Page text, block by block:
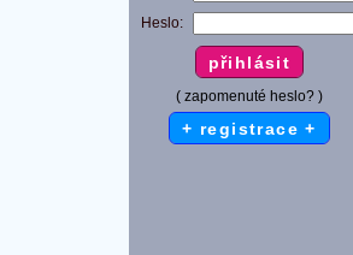
Heslo:
( zapomenuté heslo? )
+ registrace +